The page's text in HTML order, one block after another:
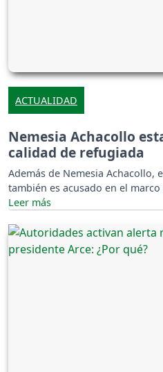
ACTUALIDAD
Nemesia Achacollo
calidad de refugiada
Además de Nemesia Achacollo,
también es acusado en el